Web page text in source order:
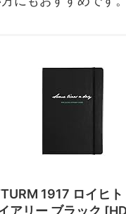
1917 ロイヒ
アリー ブラック